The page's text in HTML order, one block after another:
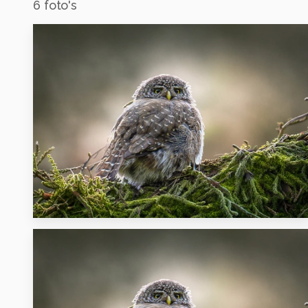
6 foto's
0